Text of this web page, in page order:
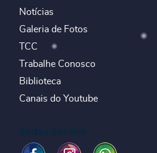
Notícias
Galeria de Fotos
TCC
Trabalhe Conosco
Biblioteca
Canais do Youtube